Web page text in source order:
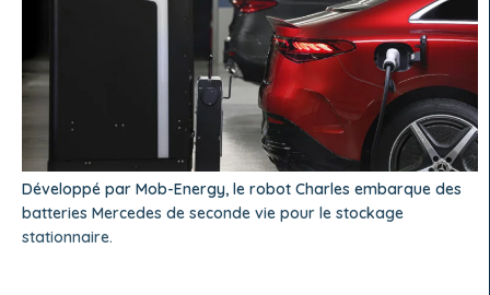
Développé par Mob-Energy, le robot Charles embarque des
batteries Mercedes de seconde vie pour le stockage
stationnaire.